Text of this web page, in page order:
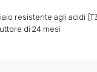
resistente agli acidi
di 24 mesi